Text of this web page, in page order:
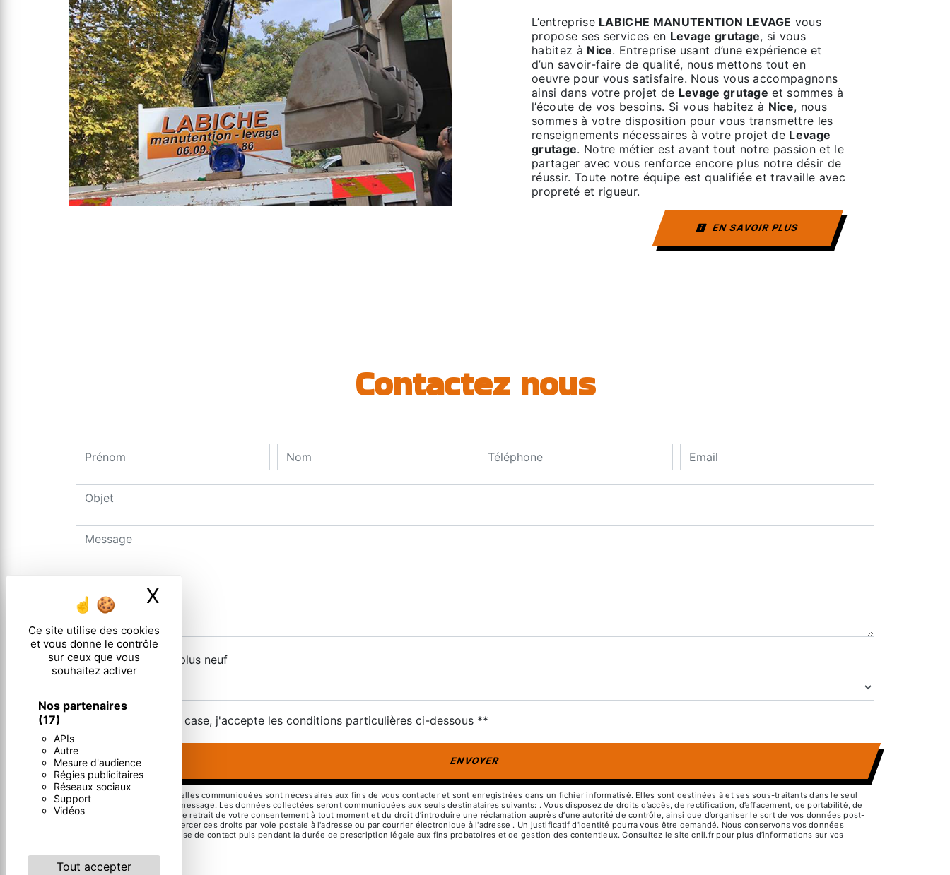
Ce site utilise des cookies
et vous donne le contrôle
sur ceux que vous
souhaitez activer
Nos partenaires
(17)
APIs
Autre
Mesure d'audience
Régies publicitaires
Réseaux sociaux
Support
Vidéos
Tout accepter
X
L’entreprise LABICHE MANUTENTION LEVAGE vous
propose ses services en Levage grutage, si vous
habitez à Nice. Entreprise usant d’une expérience et
d’un savoir-faire de qualité, nous mettons tout en
oeuvre pour vous satisfaire. Nous vous accompagnons
ainsi dans votre projet de Levage grutage et sommes à
l’écoute de vos besoins. Si vous habitez à Nice, nous
sommes à votre disposition pour vous transmettre les
renseignements nécessaires à votre projet de Levage
grutage. Notre métier est avant tout notre passion et le
partager avec vous renforce encore plus notre désir de
réussir. Toute notre équipe est qualifiée et travaille avec
propreté et rigueur.
EN SAVOIR PLUS
Contactez nous
Combien font cinq plus neuf
En cochant cette case, j'accepte les conditions particulières ci-dessous **
ENVOYER
** Les données personnelles communiquées sont nécessaires aux fins de vous contacter et sont enregistrées dans un fichier informatisé. Elles sont destinées à et ses sous-traitants dans le seul
but de répondre à votre message. Les données collectées seront communiquées aux seuls destinataires suivants: . Vous disposez de droits d’accès, de rectification, d’effacement, de portabilité, de
limitation, d’opposition, de retrait de votre consentement à tout moment et du droit d’introduire une réclamation auprès d’une autorité de contrôle, ainsi que d’organiser le sort de vos données post-
mortem. Vous pouvez exercer ces droits par voie postale à l'adresse ou par courrier électronique à l'adresse . Un justificatif d'identité pourra vous être demandé. Nous conservons vos données
pendant la période de prise de contact puis pendant la durée de prescription légale aux fins probatoires et de gestion des contentieux. Consultez le site cnil.fr pour plus d’informations sur vos